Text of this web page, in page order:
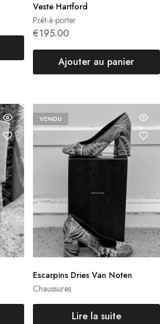
Prêt-à-porter
Veste Hartford
€195.00
Ajouter au panier
VENDU
Chaussures
Escarpins Dries Van Noten
Lire la suite